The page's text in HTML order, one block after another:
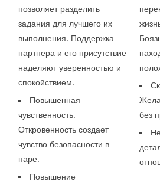
позволяет разделить
задания для лучшего их
выполнения. Поддержка
партнера и его присутствие
наделяют уверенностью и
спокойствием.
Повышенная
чувственность.
Откровенность создает
чувство безопасности в
паре.
Повышение
без